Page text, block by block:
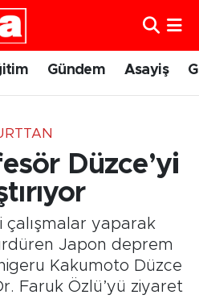
Gündem Asayiş
Düzce’yi
çalışmalar yaparak
Japon deprem
Kakumoto Düzce
Faruk Özlü’yü ziyaret
Haritası
ve Fikstür